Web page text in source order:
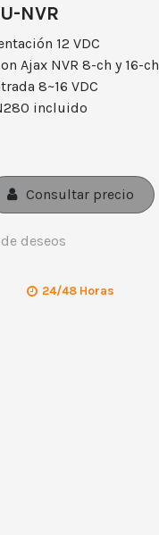
NVR
12 VDC
Ajax NVR 8-ch y 16-ch
8~16 VDC
incluido
Consultar precio
deseos
24/48 Horas